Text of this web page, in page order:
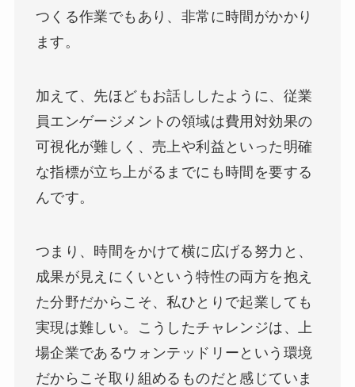
つくる作業でもあり、非常に時間がかかり
ます。
加えて、先ほどもお話ししたように、従業
員エンゲージメントの領域は費用対効果の
可視化が難しく、売上や利益といった明確
な指標が立ち上がるまでにも時間を要する
んです。
つまり、時間をかけて横に広げる努力と、
成果が見えにくいという特性の両方を抱え
た分野だからこそ、私ひとりで起業しても
実現は難しい。こうしたチャレンジは、上
場企業であるウォンテッドリーという環境
だからこそ取り組めるものだと感じていま